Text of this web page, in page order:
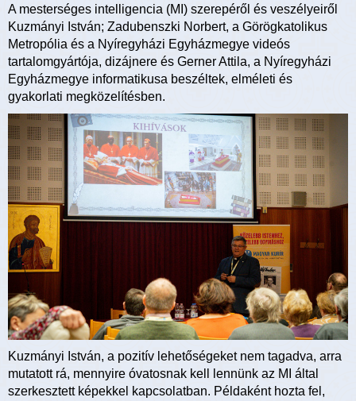
A mesterséges intelligencia (MI) szerepéről és veszélyeiről
Kuzmányi István; Zadubenszki Norbert, a Görögkatolikus
Metropólia és a Nyíregyházi Egyházmegye videós
tartalomgyártója, dizájnere és Gerner Attila, a Nyíregyházi
Egyházmegye informatikusa beszéltek, elméleti és
gyakorlati megközelítésben.
Kuzmányi István, a pozitív lehetőségeket nem tagadva, arra
mutatott rá, mennyire óvatosnak kell lennünk az MI által
szerkesztett képekkel kapcsolatban. Példaként hozta fel,